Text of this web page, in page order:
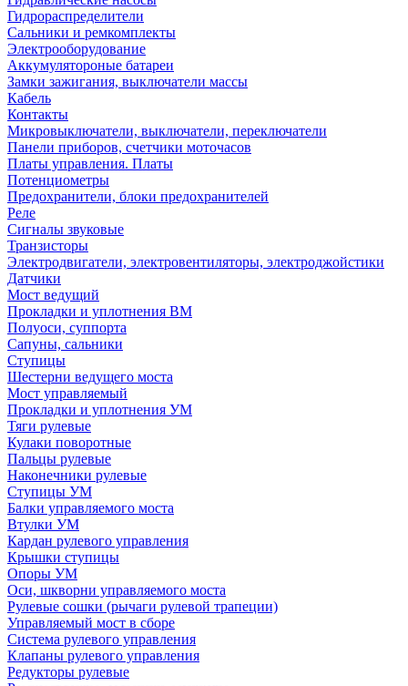
Гидрораспределители
Сальники и ремкомплекты
Электрооборудование
Аккумулятороные батареи
Замки зажигания, выключатели массы
Кабель
Контакты
Микровыключатели, выключатели, переключатели
Панели приборов, счетчики моточасов
Платы управления. Платы
Потенциометры
Предохранители, блоки предохранителей
Реле
Сигналы звуковые
Транзисторы
Электродвигатели, электровентиляторы, электроджойстики
Датчики
Мост ведущий
Прокладки и уплотнения ВМ
Полуоси, суппорта
Сапуны, сальники
Ступицы
Шестерни ведущего моста
Мост управляемый
Прокладки и уплотнения УМ
Тяги рулевые
Кулаки поворотные
Пальцы рулевые
Наконечники рулевые
Ступицы УМ
Балки управляемого моста
Втулки УМ
Кардан рулевого управления
Крышки ступицы
Опоры УМ
Оси, шкворни управляемого моста
Рулевые сошки (рычаги рулевой трапеции)
Управляемый мост в сборе
Система рулевого управления
Клапаны рулевого управления
Редукторы рулевые